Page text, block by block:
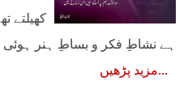
کھیلتے
ہے نشاطِ فکر و بساطِ ہنر ہوئی
مزید پڑھیں